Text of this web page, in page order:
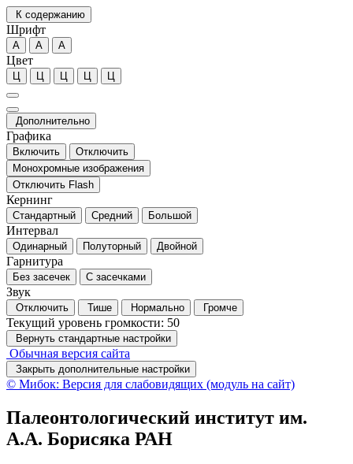
К содержанию
Шрифт
А А А
Цвет
Ц Ц Ц Ц Ц
Дополнительно
Графика
Включить
Отключить
Монохромные изображения
Отключить Flash
Кернинг
Стандартный Средний Большой
Интервал
Одинарный Полуторный Двойной
Гарнитура
Без засечек С засечками
Звук
Отключить Тише Нормально Громче
Текущий уровень громкости: 50
Вернуть стандартные настройки
Обычная версия сайта
Закрыть дополнительные настройки
© Мибок: Версия для слабовидящих (модуль на сайт)
Палеонтологический институт им.
А.А. Борисяка РАН